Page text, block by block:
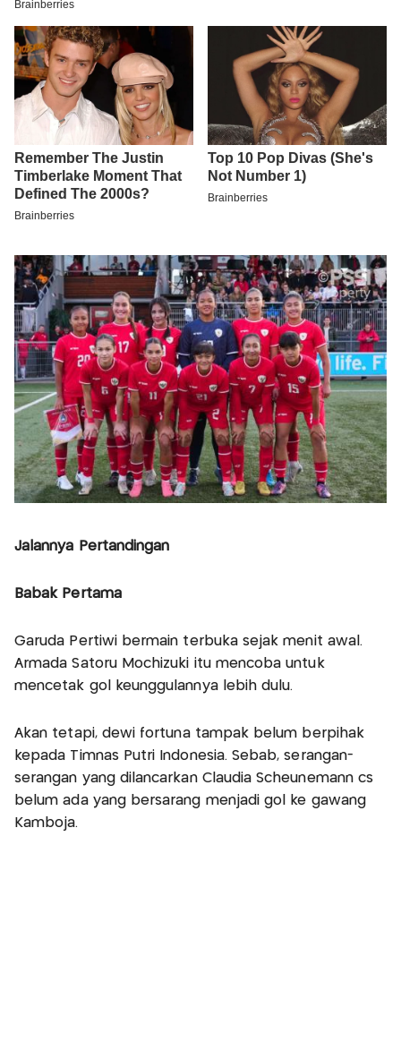
Jalannya Pertandingan
Babak Pertama
Garuda Pertiwi bermain terbuka sejak menit awal.
Armada Satoru Mochizuki itu mencoba untuk
mencetak gol keunggulannya lebih dulu.
Akan tetapi, dewi fortuna tampak belum berpihak
kepada Timnas Putri Indonesia. Sebab, serangan-
serangan yang dilancarkan Claudia Scheunemann cs
belum ada yang bersarang menjadi gol ke gawang
Kamboja.